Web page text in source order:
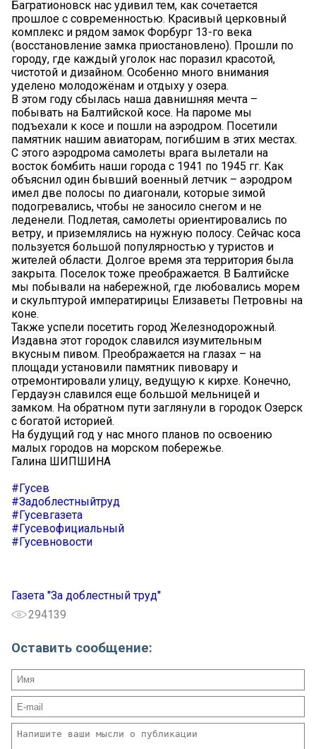
Багратионовск нас удивил тем, как сочетается
прошлое с современностью. Красивый церковный
комплекс и рядом замок Форбург 13-го века
(восстановление замка приостановлено). Прошли по
городу, где каждый уголок нас поразил красотой,
чистотой и дизайном. Особенно много внимания
уделено молодожёнам и отдыху у озера.
В этом году сбылась наша давнишняя мечта –
побывать на Балтийской косе. На пароме мы
подъехали к косе и пошли на аэродром. Посетили
памятник нашим авиаторам, погибшим в этих местах.
С этого аэродрома самолеты врага вылетали на
восток бомбить наши города с 1941 по 1945 гг. Как
объяснил один бывший военный летчик – аэродром
имел две полосы по диагонали, которые зимой
подогревались, чтобы не заносило снегом и не
леденели. Подлетая, самолеты ориентировались по
ветру, и приземлялись на нужную полосу. Сейчас коса
пользуется большой популярностью у туристов и
жителей области. Долгое время эта территория была
закрыта. Поселок тоже преображается. В Балтийске
мы побывали на набережной, где любовались морем
и скульптурой императирицы Елизаветы Петровны на
коне.
Также успели посетить город Железнодорожный.
Издавна этот городок славился изумительным
вкусным пивом. Преображается на глазах – на
площади установили памятник пивовару и
отремонтировали улицу, ведущую к кирхе. Конечно,
Гердауэн славился еще большой мельницей и
замком. На обратном пути заглянули в городок Озерск
с богатой историей.
На будущий год у нас много планов по освоению
малых городов на морском побережье.
Галина ШИПШИНА
#Гусев
#Задоблестныйтруд
#Гусевгазета
#Гусевофициальный
#Гусевновости
Газета "За доблестный труд"
294139
Оставить сообщение: